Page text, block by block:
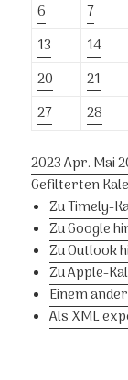
6
7
13
14
20
21
27
28
2023Apr. Mai
Gefilterten
Zu Timely-
Zu Google
Zu Outlook
Zu Apple-
Einem
Als XML